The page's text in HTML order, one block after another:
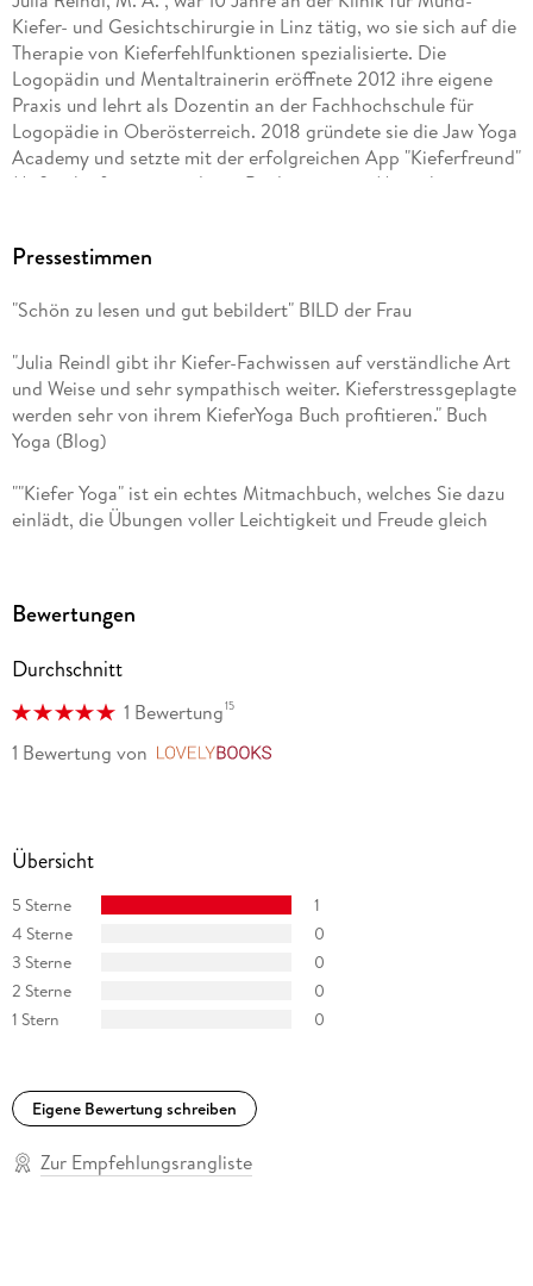
Kiefer- und Gesichtschirurgie in Linz tätig, wo sie sich auf die
Therapie von Kieferfehlfunktionen spezialisierte. Die
Logopädin und Mentaltrainerin eröffnete 2012 ihre eigene
Praxis und lehrt als Dozentin an der Fachhochschule für
Logopädie in Oberösterreich. 2018 gründete sie die Jaw Yoga
Academy und setzte mit der erfolgreichen App "Kieferfreund"
Maßstäbe für eine moderne Begleitung von Menschen mit
Pressestimmen
"Schön zu lesen und gut bebildert" BILD der Frau
"Julia Reindl gibt ihr Kiefer-Fachwissen auf verständliche Art
und Weise und sehr sympathisch weiter. Kieferstressgeplagte
werden sehr von ihrem KieferYoga Buch profitieren." Buch
Yoga (Blog)
""Kiefer Yoga" ist ein echtes Mitmachbuch, welches Sie dazu
einlädt, die Übungen voller Leichtigkeit und Freude gleich
Bewertungen
Durchschnitt
1 Bewertung15
1 Bewertung von
Übersicht
5 Sterne
1
4 Sterne
0
3 Sterne
0
2 Sterne
0
1 Stern
0
Eigene Bewertung schreiben
Zur Empfehlungsrangliste